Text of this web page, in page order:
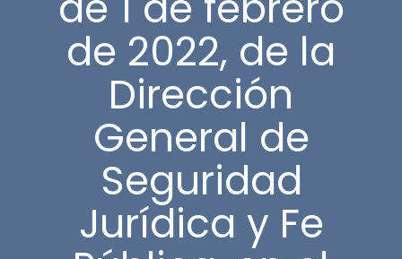
de 2022, de la
Dirección
General de
Seguridad
Jurídica y Fe